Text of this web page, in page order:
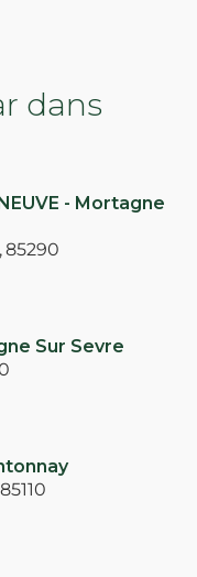
dans
- Mortagne
85290
Sur Sevre
85110